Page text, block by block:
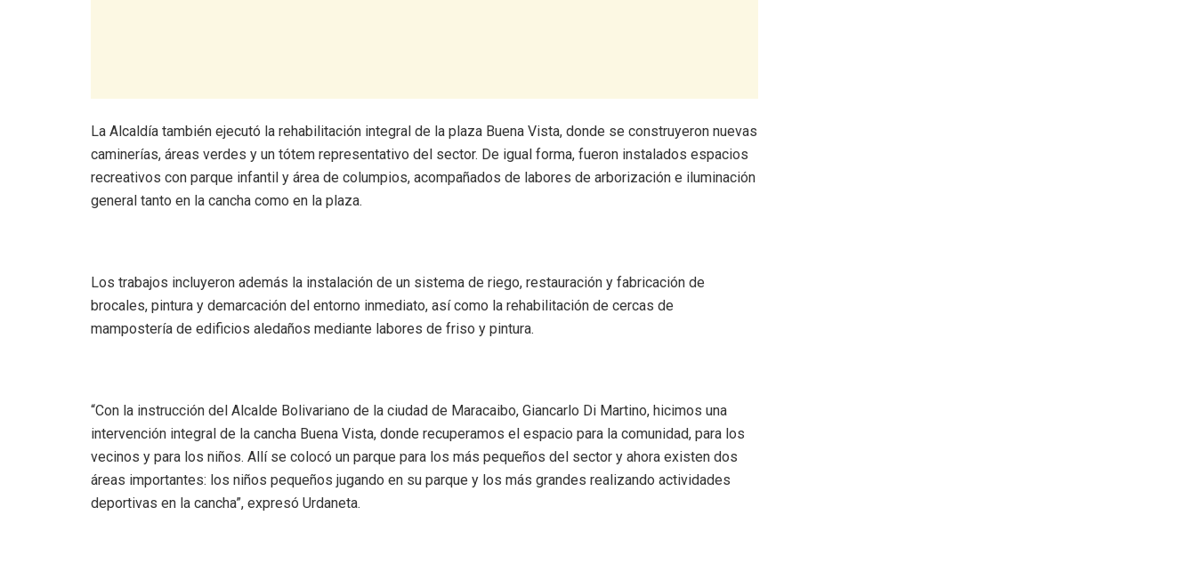
‎La Alcaldía también ejecutó la rehabilitación integral de la plaza Buena Vista, donde se construyeron nuevas
caminerías, áreas verdes y un tótem representativo del sector. De igual forma, fueron instalados espacios
recreativos con parque infantil y área de columpios, acompañados de labores de arborización e iluminación
general tanto en la cancha como en la plaza.
‎Los trabajos incluyeron además la instalación de un sistema de riego, restauración y fabricación de
brocales, pintura y demarcación del entorno inmediato, así como la rehabilitación de cercas de
mampostería de edificios aledaños mediante labores de friso y pintura.
‎“Con la instrucción del Alcalde Bolivariano de la ciudad de Maracaibo, Giancarlo Di Martino, hicimos una
intervención integral de la cancha Buena Vista, donde recuperamos el espacio para la comunidad, para los
vecinos y para los niños. Allí se colocó un parque para los más pequeños del sector y ahora existen dos
áreas importantes: los niños pequeños jugando en su parque y los más grandes realizando actividades
deportivas en la cancha”, expresó Urdaneta.